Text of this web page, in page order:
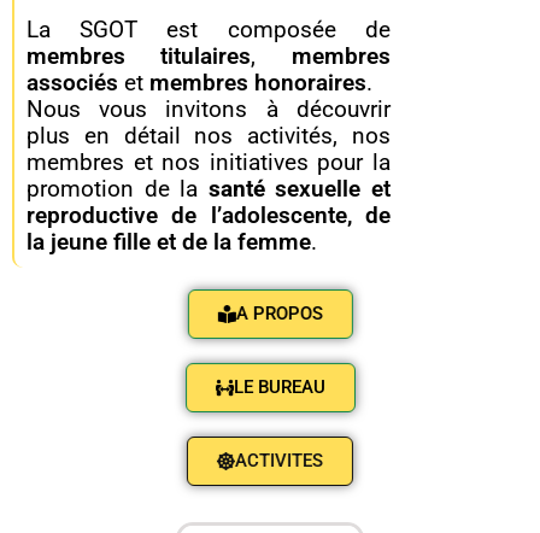
La SGOT est composée de
membres titulaires, membres
associés et membres honoraires.
Nous vous invitons à découvrir
plus en détail nos activités, nos
membres et nos initiatives pour la
promotion de la santésexuelle et
reproductive de l’adolescente, de
la jeune fille et de la femme.
A PROPOS
LE BUREAU
ACTIVITES